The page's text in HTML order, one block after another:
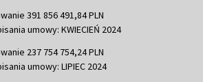
391 856 491,84 PLN
umowy: KWIECIEŃ 2024
237 754 754,24 PLN
umowy: LIPIEC 2024